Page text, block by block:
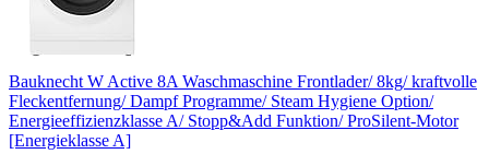
Bauknecht W Active 8A Waschmaschine Frontlader/ 8kg/ kraftvolle
Fleckentfernung/ Dampf Programme/ Steam Hygiene Option/
Energieeffizienzklasse A/ Stopp&Add Funktion/ ProSilent-Motor
[Energieklasse A]